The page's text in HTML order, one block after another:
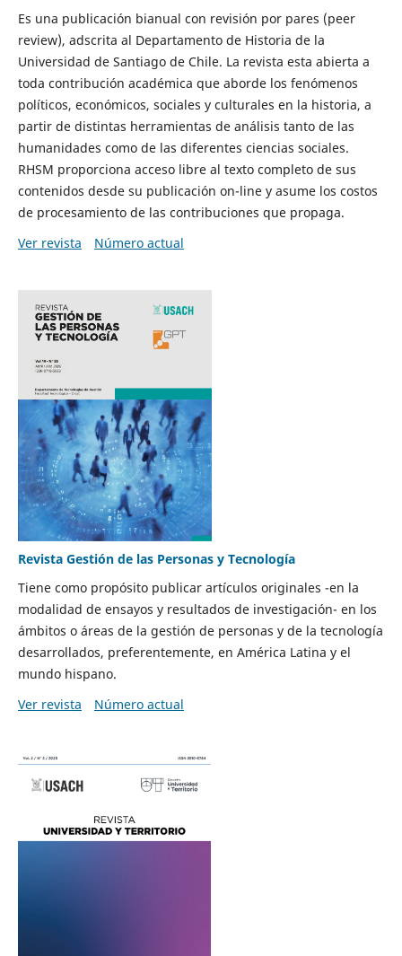
Es una publicación bianual con revisión por pares (peer
review), adscrita al Departamento de Historia de la
Universidad de Santiago de Chile. La revista esta abierta a
toda contribución académica que aborde los fenómenos
políticos, económicos, sociales y culturales en la historia, a
partir de distintas herramientas de análisis tanto de las
humanidades como de las diferentes ciencias sociales.
RHSM proporciona acceso libre al texto completo de sus
contenidos desde su publicación on-line y asume los costos
de procesamiento de las contribuciones que propaga.
Ver revista
Número actual
Revista Gestión de las Personas y Tecnología
Tiene como propósito publicar artículos originales -en la
modalidad de ensayos y resultados de investigación- en los
ámbitos o áreas de la gestión de personas y de la tecnología
desarrollados, preferentemente, en América Latina y el
mundo hispano.
Ver revista
Número actual